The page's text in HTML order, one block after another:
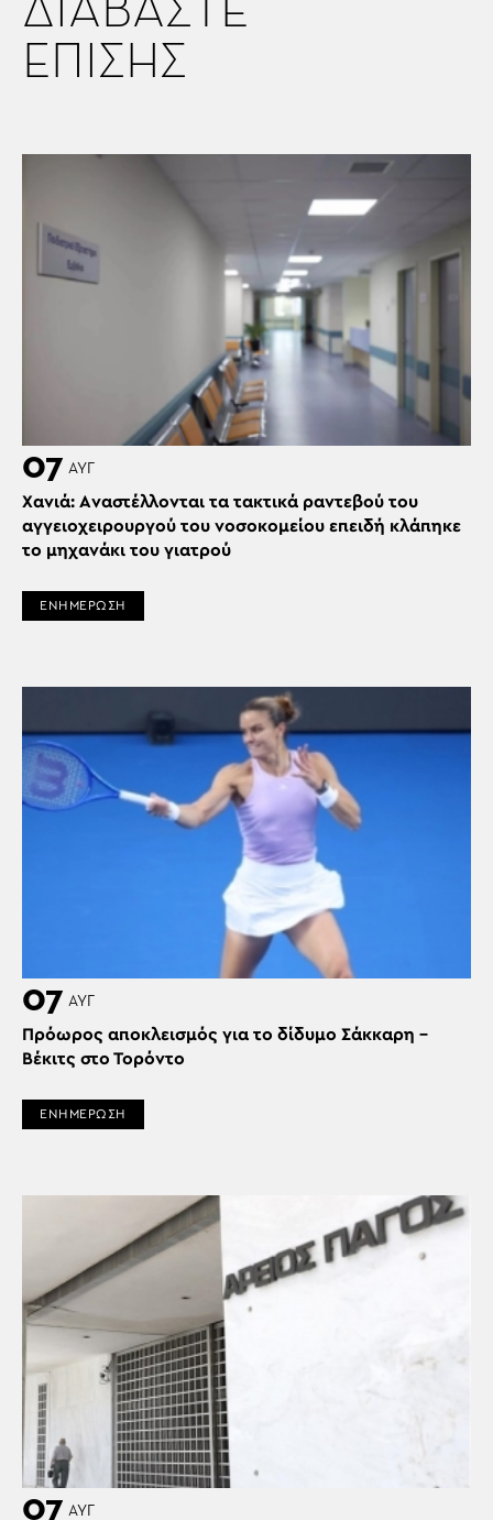
ΔΙΑΒΑΣΤΕ
ΕΠΙΣΗΣ
07 ΑΥΓ
Χανιά: Aναστέλλονται τα τακτικά ραντεβού του
αγγειοχειρουργού του νοσοκομείου επειδή κλάπηκε
το μηχανάκι του γιατρού
ΕΝΗΜΕΡΩΣΗ
07 ΑΥΓ
Πρόωρος αποκλεισμός για το δίδυμο Σάκκαρη –
Βέκιτς στο Τορόντο
ΕΝΗΜΕΡΩΣΗ
07 ΑΥΓ